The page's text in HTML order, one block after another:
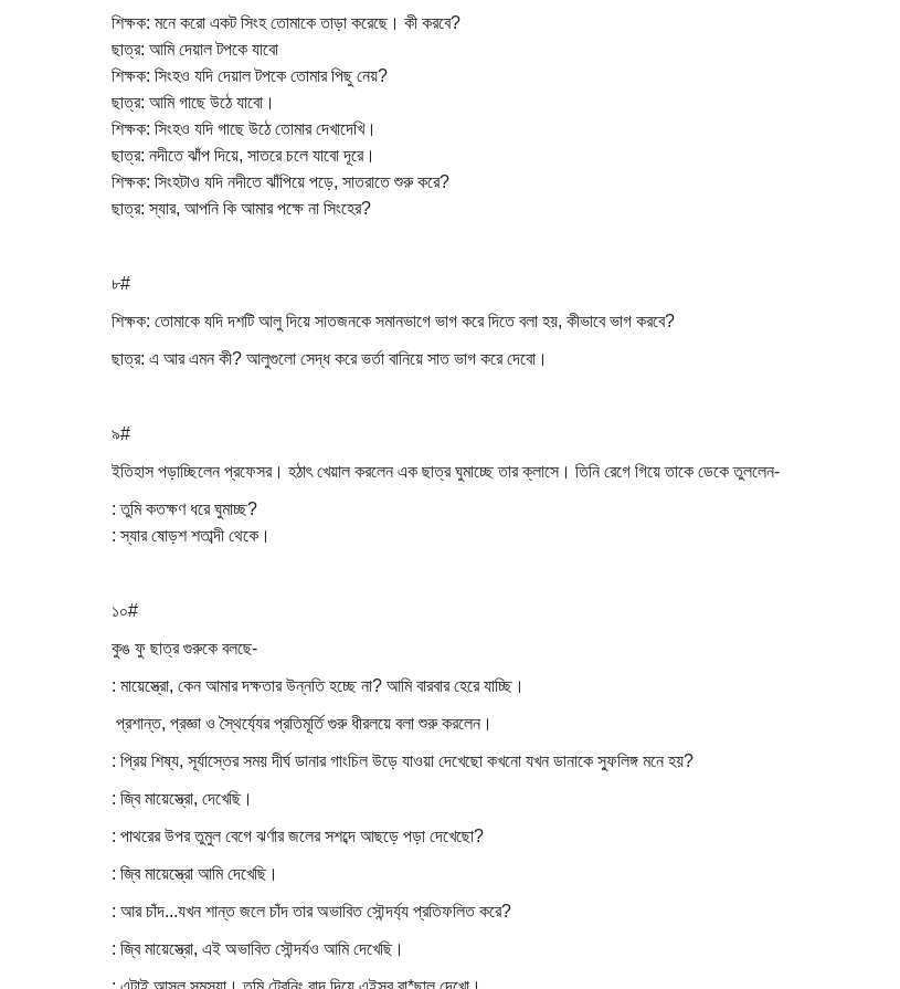
শিক্ষক: মনে করো একট সিংহ তোমাকে তাড়া করেছে। কী করবে?
ছাত্র: আমি দেয়াল টপকে যাবো
শিক্ষক: সিংহও যদি দেয়াল টপকে তোমার পিছু নেয়?
ছাত্র: আমি গাছে উঠে যাবো।
শিক্ষক: সিংহও যদি গাছে উঠে তোমার দেখাদেখি।
ছাত্র: নদীতে ঝাঁপ দিয়ে, সাতরে চলে যাবো দূরে।
শিক্ষক: সিংহটাও যদি নদীতে ঝাঁপিয়ে পড়ে, সাতরাতে শুরু করে?
ছাত্র: স্যার, আপনি কি আমার পক্ষে না সিংহের?
৮#
শিক্ষক: তোমাকে যদি দশটি আলু দিয়ে সাতজনকে সমানভাগে ভাগ করে দিতে বলা হয়, কীভাবে ভাগ করবে?
ছাত্র: এ আর এমন কী? আলুগুলো সেদ্ধ করে ভর্তা বানিয়ে সাত ভাগ করে দেবো।
৯#
ইতিহাস পড়াচ্ছিলেন প্রফেসর। হঠাৎ খেয়াল করলেন এক ছাত্র ঘুমাচ্ছে তার ক্লাসে। তিনি রেগে গিয়ে তাকে ডেকে তুললেন-
: তুমি কতক্ষণ ধরে ঘুমাচ্ছ?
: স্যার ষোড়শ শতাব্দী থেকে।
১০#
কুঙ ফু ছাত্র গুরুকে বলছে-
: মায়েস্ত্রো, কেন আমার দক্ষতার উন্নতি হচ্ছে না? আমি বারবার হেরে যাচ্ছি।
প্রশান্ত, প্রজ্ঞা ও স্থৈর্য্যের প্রতিমূর্তি গুরু ধীরলয়ে বলা শুরু করলেন।
: প্রিয় শিষ্য, সূর্যাস্তের সময় দীর্ঘ ডানার গাংচিল উড়ে যাওয়া দেখেছো কখনো যখন ডানাকে স্ফুলিঙ্গ মনে হয়?
: জ্বি মায়েস্ত্রো, দেখেছি।
: পাথরের উপর তুমুল বেগে ঝর্ণার জলের সশব্দে আছড়ে পড়া দেখেছো?
: জ্বি মায়েস্ত্রো আমি দেখেছি।
: আর চাঁদ...যখন শান্ত জলে চাঁদ তার অভাবিত সৌন্দর্য্য প্রতিফলিত করে?
: জ্বি মায়েস্ত্রো, এই অভাবিত সৌন্দর্যও আমি দেখেছি।